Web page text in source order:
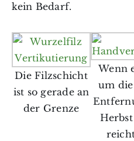
kein Bedarf.
Die Filzschicht
ist so gerade an
der Grenze
Wenn
um